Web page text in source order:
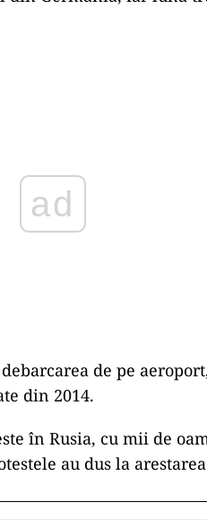
de pe
din 2014.
în Rusia, cu mii de
au dus la arestarea